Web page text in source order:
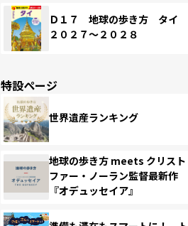
Ｄ１７ 地球の歩き方 タイ
２０２７～２０２８
特設ページ
世界遺産ランキング
地球の歩き方 meets クリスト
ファー・ノーラン監督最新作
『オデュッセイア』